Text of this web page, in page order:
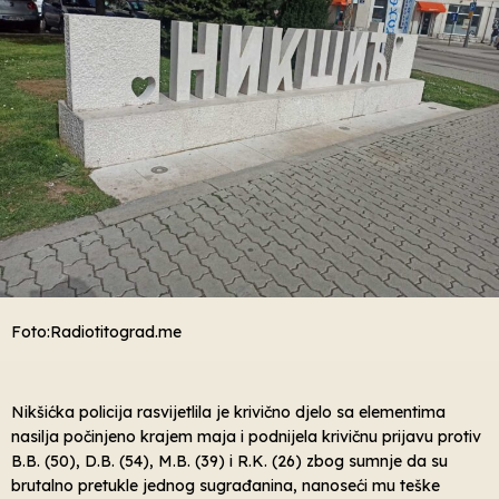
Foto:Radiotitograd.me
Nikšićka policija rasvijetlila je krivično djelo sa elementima
nasilja počinjeno krajem maja i podnijela krivičnu prijavu protiv
B.B. (50), D.B. (54), M.B. (39) i R.K. (26) zbog sumnje da su
brutalno pretukle jednog sugrađanina, nanoseći mu teške